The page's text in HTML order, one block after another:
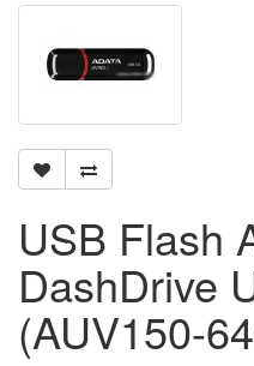
USB Flash
DashDrive
(AUV150-